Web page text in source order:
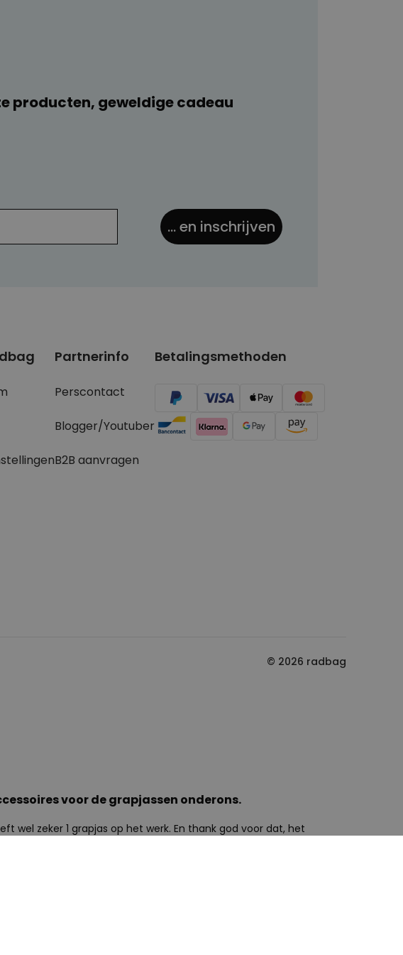
producten, geweldige cadeau
... en inschrijven
Partnerinfo
Perscontact
Blogger/Youtuber
B2B aanvragen
Betalingsmethoden
© 2026 radbag
voor de grapjassen onderons.
wel zeker 1 grapjas op het werk. En thank god voor dat, het